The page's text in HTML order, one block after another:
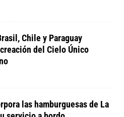
Chile y Paraguay
del Cielo Único
las hamburguesas de La